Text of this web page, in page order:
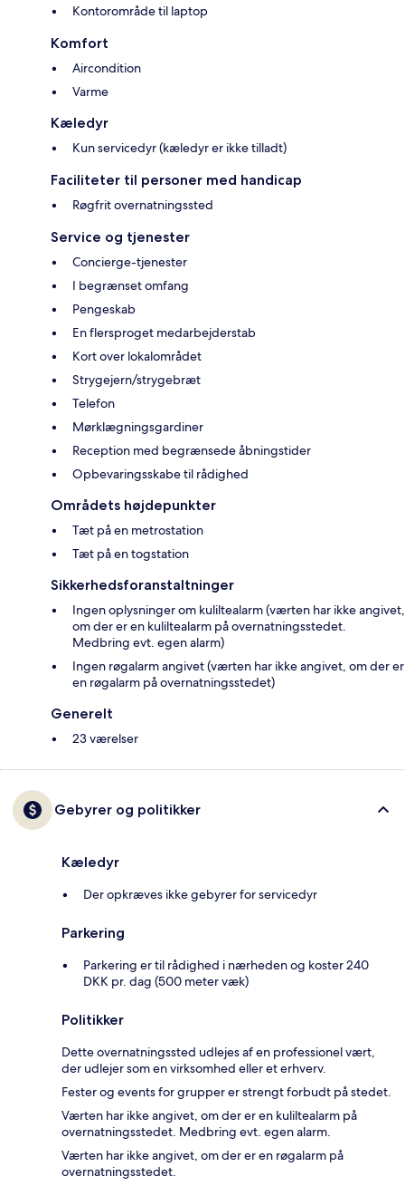
Kontorområde til laptop
Komfort
Aircondition
Varme
Kæledyr
Kun servicedyr (kæledyr er ikke tilladt)
Faciliteter til personer med handicap
Røgfrit overnatningssted
Service og tjenester
Concierge-tjenester
I begrænset omfang
Pengeskab
En flersproget medarbejderstab
Kort over lokalområdet
Strygejern/strygebræt
Telefon
Mørklægningsgardiner
Reception med begrænsede åbningstider
Opbevaringsskabe til rådighed
Områdets højdepunkter
Tæt på en metrostation
Tæt på en togstation
Sikkerhedsforanstaltninger
Ingen oplysninger om kuliltealarm (værten har ikke angivet,
om der er en kuliltealarm på overnatningsstedet.
Medbring evt. egen alarm)
Ingen røgalarm angivet (værten har ikke angivet, om der er
en røgalarm på overnatningsstedet)
Generelt
23 værelser
Gebyrer og politikker
Kæledyr
Der opkræves ikke gebyrer for servicedyr
Parkering
Parkering er til rådighed i nærheden og koster 240
DKK pr. dag (500 meter væk)
Politikker
Dette overnatningssted udlejes af en professionel vært,
der udlejer som en virksomhed eller et erhverv.
Fester og events for grupper er strengt forbudt på stedet.
Værten har ikke angivet, om der er en kuliltealarm på
overnatningsstedet. Medbring evt. egen alarm.
Værten har ikke angivet, om der er en røgalarm på
overnatningsstedet.